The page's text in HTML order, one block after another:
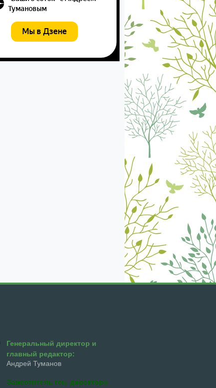
март апрель
Генеральный директор и
главный редактор:
Андрей Туманов
Заместитель ген. директора